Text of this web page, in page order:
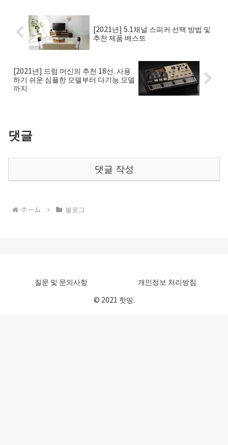
[2021년] 5.1채널 스피커 선택 방법 및
추천 제품 베스트
[2021년] 드럼 머신의 추천 18선. 사용
하기 쉬운 심플한 모델부터 다기능 모델
까지
댓글
댓글 작성
ホーム 블로그
질문 및 문의사항
개인정보 처리방침
© 2021 핫띵.